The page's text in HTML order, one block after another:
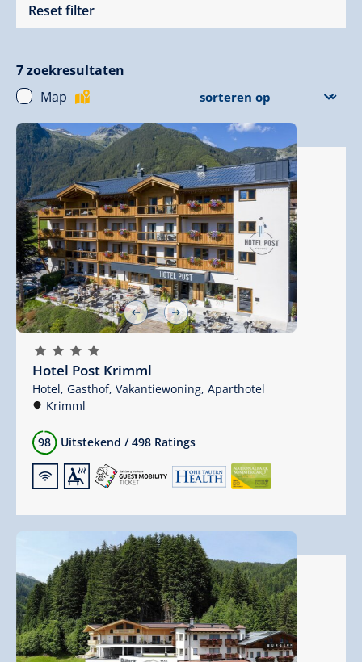
Reset filter
7zoekresultaten
Map
🞙 🞙 🞙 🞙
Hotel Post Krimml
Hotel, Gasthof, Vakantiewoning, Aparthotel
Krimml
98 Uitstekend / 498 Ratings
🜉🗔